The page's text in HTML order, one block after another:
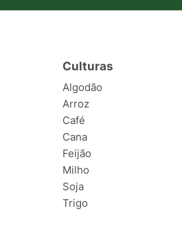
Culturas
Algodão
Arroz
Café
Cana
Feijão
Milho
Soja
Trigo